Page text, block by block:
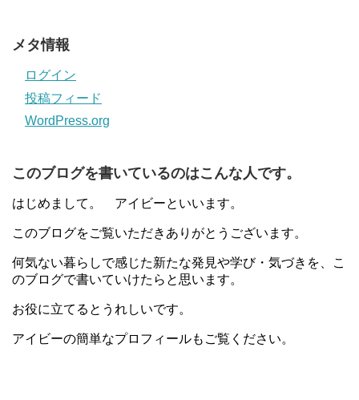
メタ情報
ログイン
投稿フィード
WordPress.org
このブログを書いているのはこんな人です。
はじめまして。 アイビーといいます。
このブログをご覧いただきありがとうございます。
何気ない暮らしで感じた新たな発見や学び・気づきを、こ
のブログで書いていけたらと思います。
お役に立てるとうれしいです。
アイビーの簡単なプロフィールもご覧ください。